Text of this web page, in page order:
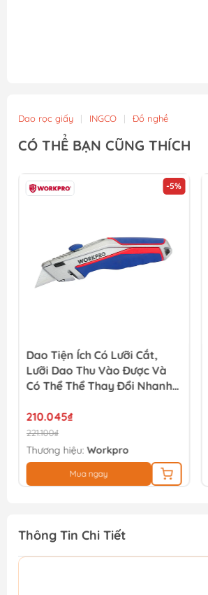
Dao rọc giấy | INGCO | Đồ nghề
CÓ THỂ BẠN CŨNG THÍCH
-5%
Dao Tiện Ích Có Lưỡi Cắt,
Lưỡi Dao Thu Vào Được Và
Có Thể Thể Thay Đổi Nhanh
210.045₫
221.100₫
Thương hiệu:Workpro
Mua ngay
Thông Tin Chi Tiết